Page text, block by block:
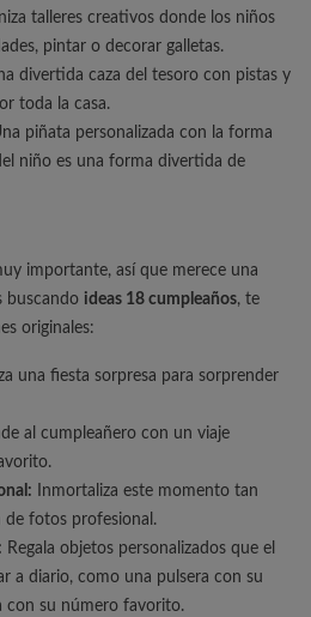
talleres creativos donde los niños
pintar o decorar galletas.
divertida caza del tesoro con pistas y
toda la casa.
piñata personalizada con la forma
niño es una forma divertida de
importante, así que merece una
buscando ideas 18 cumpleaños, te
originales:
una fiesta sorpresa para sorprender
al cumpleañero con un viaje
Inmortaliza este momento tan
de fotos profesional.
Regala objetos personalizados que el
a diario, como una pulsera con su
con su número favorito.